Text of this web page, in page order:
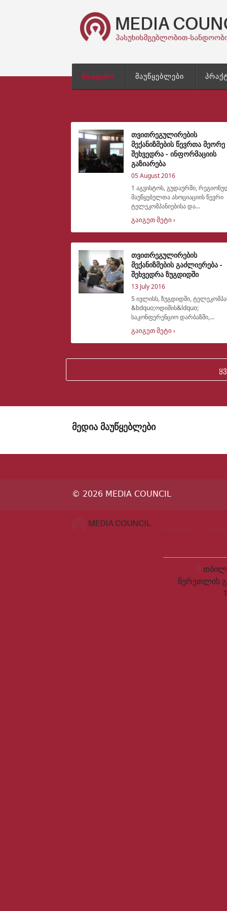
მთავარი მაუწყებლები
თვითრეგულირების
მექანიზმების წევრთა მეორე
შეხვედრა - ინფორმაციის
გაზიარება
05 August 2016
1 აგვისტოს, გუდაურში,
მაუწყებელთა ასოციაციის წევრი
ტელეკომპანიებისა და
თვითრეგულირების საბჭოების
წევრთა მორიგი შეხვდრა
გაიმართა. შეხვედრის მონაწილეებს
კიდევ ერთხელ მიეწოდათ
ინფორმაცია თვით
გაიგეთ მეტი ›
თვითრეგულირების
მექანიზმების გაძლიერება -
შეხვედრა ზუგდიდში
13 July 2016
5 ივლისს, ზუგდიდში,
&bdquo;ოდიშის&ldquo;
საკონფერენციო დარბაზში,
პროექტის,
&bdquo;თვითრეგულირების
მექანიზმების გაძლიერება
გაიგეთ მეტი ›
მედია მაუწყებლები
© 2026 MEDIA COUNCIL
წერეთლის